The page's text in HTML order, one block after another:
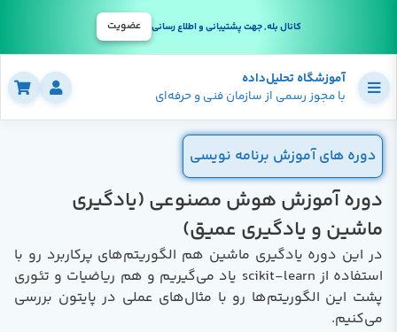
کانال بله, جهت پشتیبانی و اطلاع رسانی عضویت
آموزشگاه تحلیل‌داده
با مجوز رسمی از سازمان فنی و حرفه‌ای
دوره های آموزش برنامه نویسی
دوره آموزش هوش مصنوعی (یادگیری
ماشین و یادگیری عمیق)
در این دوره یادگیری ماشین هم الگوریتم‌های پرکاربرد رو با
استفاده از scikit-learn یاد می‌گیریم و هم ریاضیات و تئوری
پشت این الگوریتم‌ها رو با مثال‌های عملی در پایتون بررسی
می‌کنیم.